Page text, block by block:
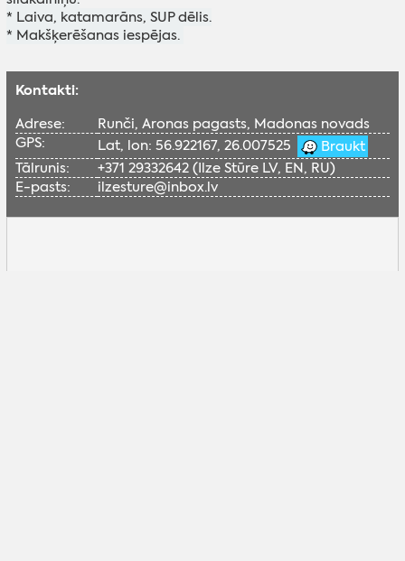
* Laiva, katamarāns, SUP dēlis.
* Makšķerēšanas iespējas.
Kontakti:
Adrese:
Runči, Aronas pagasts, Madonas novads
GPS:
Lat, lon: 56.922167, 26.007525
Braukt
Tālrunis:
+371 29332642 (Ilze Stūre LV, EN, RU)
E-pasts:
ilzesture@inbox.lv